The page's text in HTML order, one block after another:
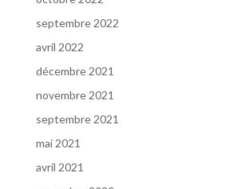
septembre 2022
avril 2022
décembre 2021
novembre 2021
septembre 2021
mai 2021
avril 2021